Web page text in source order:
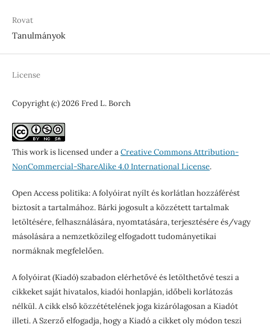
Rovat
Tanulmányok
License
Copyright (c) 2026 Fred L. Borch
This work is licensed under aCreative Commons Attribution-
NonCommercial-ShareAlike 4.0 International License.
Open Access politika: A folyóirat nyílt és korlátlan hozzáférést
biztosít a tartalmához. Bárki jogosult a közzétett tartalmak
letöltésére, felhasználására, nyomtatására, terjesztésére és/vagy
másolására a nemzetközileg elfogadott tudományetikai
normáknak megfelelően.
A folyóirat (Kiadó) szabadon elérhetővé és letölthetővé teszi a
cikkeket saját hivatalos, kiadói honlapján, időbeli korlátozás
nélkül. A cikk első közzétételének joga kizárólagosan a Kiadót
illeti. A Szerző elfogadja, hogy a Kiadó a cikket oly módon teszi